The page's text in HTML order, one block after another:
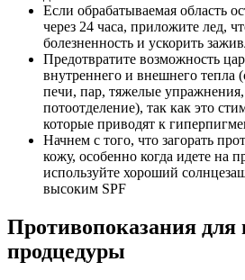
Если обрабатываемая область
через 24 часа, приложите лед,
болезненность и ускорить
Предотвратите возможность
внутреннего и внешнего тепла
печи, пар, тяжелые
потоотделение), так как это
которые приводят к
Начнем с того, что загорать
кожу, особенно когда идете на
используйте хороший
высоким SPF
Противопоказания
продцедуры